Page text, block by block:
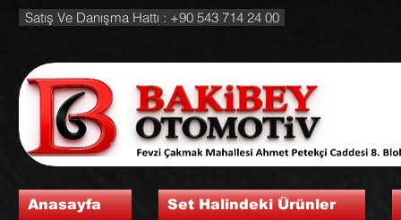
Satış Ve Danışma Hattı : +90 543 714 24 00
Anasayfa Set Halindeki Ürünler